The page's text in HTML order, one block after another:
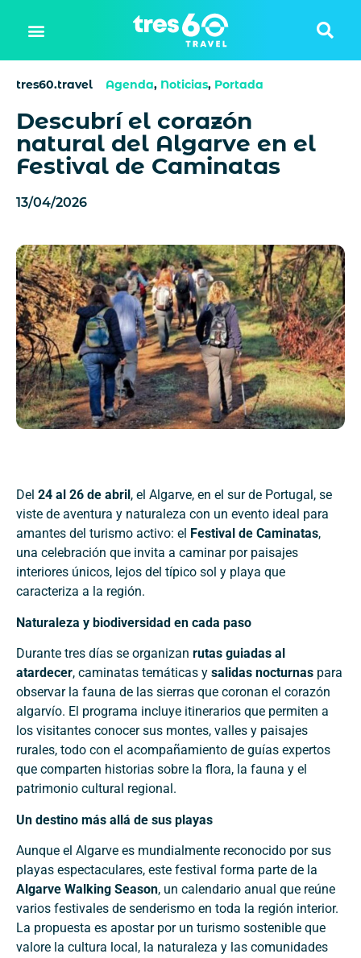
tres60.travel Agenda, Noticias, Portada
Descubrí el corazón
natural del Algarve en el
Festival de Caminatas
13/04/2026
Del 24 al 26 de abril , el Algarve, en el sur de Portugal, se
viste de aventura y naturaleza con un evento ideal para
amantes del turismo activo: el Festival de Caminatas,
una celebración que invita a caminar por paisajes
interiores únicos, lejos del típico sol y playa que
caracteriza a la región.
Naturaleza y biodiversidad en cada paso
Durante tres días se organizan rutas guiadas al
atardecer, caminatas temáticas y salidas nocturnas para
observar la fauna de las sierras que coronan el corazón
algarvío. El programa incluye itinerarios que permiten a
los visitantes conocer sus montes, valles y paisajes
rurales, todo con el acompañamiento de guías expertos
que comparten historias sobre la flora, la fauna y el
patrimonio cultural regional.
Un destino más allá de sus playas
Aunque el Algarve es mundialmente reconocido por sus
playas espectaculares, este festival forma parte de la
Algarve Walking Season, un calendario anual que reúne
varios festivales de senderismo en toda la región interior.
La propuesta es apostar por un turismo sostenible que
valore la cultura local, la naturaleza y las comunidades